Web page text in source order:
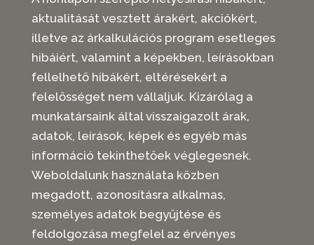
aktualitását vesztett árakért, akciókért,
illetve az árkalkulációs program esetleges
hibáiért, valamint a képekben, leírásokban
fellelhető hibákért, eltérésekért a
felelősséget nem vállaljuk. Kizárólag a
munkatársaink által visszaigazolt árak,
adatok, leírások, képek és egyéb más
információ tekinthetőek véglegesnek.
Weboldalunk használata közben
megadott, azonosításra alkalmas,
személyes adatok begyűjtése és
feldolgozása megfelel az érvényes